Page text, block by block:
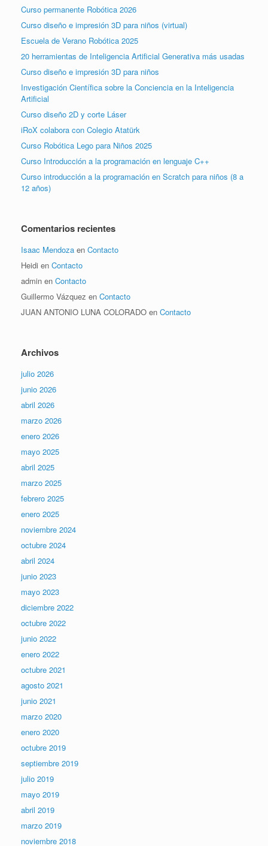
Curso permanente Robótica 2026
Curso diseño e impresión 3D para niños (virtual)
Escuela de Verano Robótica 2025
20 herramientas de Inteligencia Artificial Generativa más usadas
Curso diseño e impresión 3D para niños
Investigación Científica sobre la Conciencia en la Inteligencia
Artificial
Curso diseño 2D y corte Láser
iRoX colabora con Colegio Atatürk
Curso Robótica Lego para Niños 2025
Curso Introducción a la programación en lenguaje C++
Curso introducción a la programación en Scratch para niños (8 a
12 años)
Comentarios recientes
Isaac Mendoza en Contacto
Heidi en Contacto
admin en Contacto
Guillermo Vázquez en Contacto
JUAN ANTONIO LUNA COLORADO en Contacto
Archivos
julio 2026
junio 2026
abril 2026
marzo 2026
enero 2026
mayo 2025
abril 2025
marzo 2025
febrero 2025
enero 2025
noviembre 2024
octubre 2024
abril 2024
junio 2023
mayo 2023
diciembre 2022
octubre 2022
junio 2022
enero 2022
octubre 2021
agosto 2021
junio 2021
marzo 2020
enero 2020
octubre 2019
septiembre 2019
julio 2019
mayo 2019
abril 2019
marzo 2019
noviembre 2018